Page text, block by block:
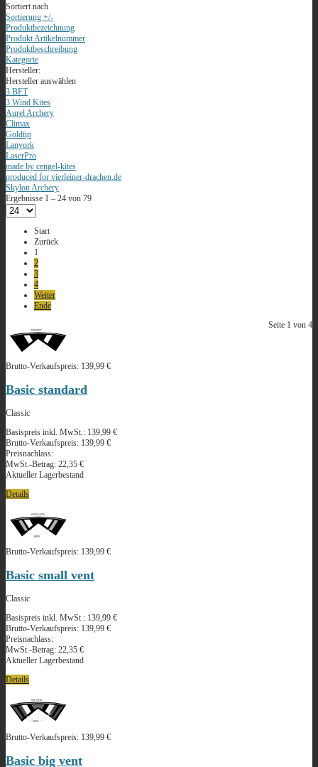
Sortiert nach
Sortierung +/-
Produktbezeichnung
Produkt Artikelnummer
Produktbeschreibung
Kategorie
Hersteller:
Hersteller auswählen
3 BFT
3 Wind Kites
Aurel Archery
Climax
Goldtip
Lanyork
LaserPro
made by cengel-kites
produced for vierleiner-drachen.de
Skylon Archery
Ergebnisse 1 – 24 von 79
Start
Zurück
1
2
3
4
Weiter
Ende
Seite 1 von 4
Brutto-Verkaufspreis: 139,99 €
Basic standard
Classic
Basispreis inkl. MwSt.: 139,99 €
Brutto-Verkaufspreis: 139,99 €
Preisnachlass:
MwSt.-Betrag: 22,35 €
Aktueller Lagerbestand
Details
Brutto-Verkaufspreis: 139,99 €
Basic small vent
Classic
Basispreis inkl. MwSt.: 139,99 €
Brutto-Verkaufspreis: 139,99 €
Preisnachlass:
MwSt.-Betrag: 22,35 €
Aktueller Lagerbestand
Details
Brutto-Verkaufspreis: 139,99 €
Basic big vent